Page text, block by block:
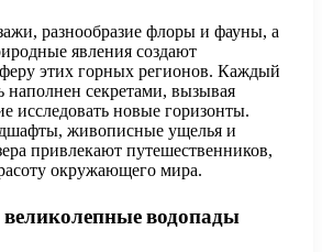
разнообразие флоры и фауны, а
явления создают
этих горных регионов. Каждый
наполнен секретами, вызывая
исследовать новые горизонты.
живописные ущелья и
привлекают путешественников,
окружающего мира.
водопады